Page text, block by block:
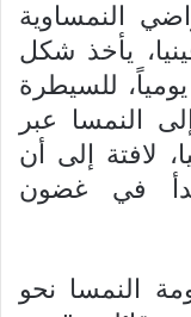
النمساوية
يأخذ شكل
للسيطرة
النمسا عبر
لافتة إلى أن
في غضون
النمسا نحو